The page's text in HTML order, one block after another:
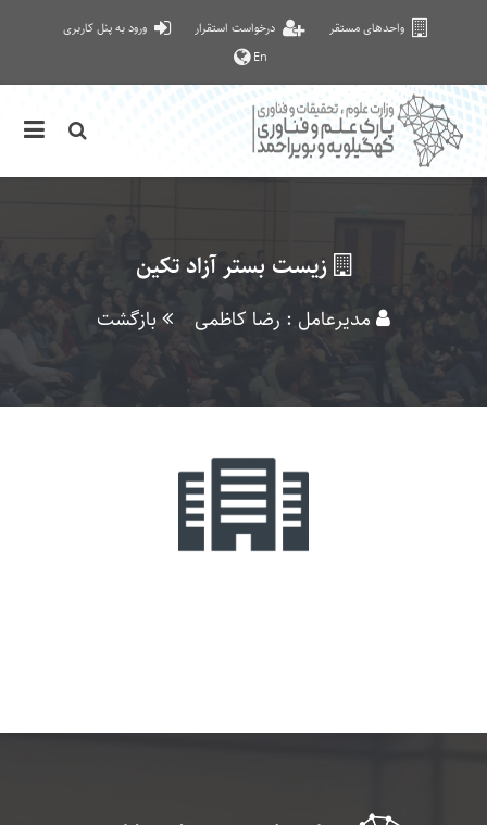
واحدهای مستقر درخواست استقرار
ورود به پنل کاربری
En
زیست بستر آزاد تکین
مدیرعامل : رضا کاظمی بازگشت